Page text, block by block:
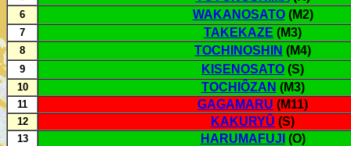
6 WAKANOSATO(M2)
7 TAKEKAZE (M3)
8 TOCHINOSHIN (M4)
9 KISENOSATO (S)
10 TOCHIÔZAN (M3)
11 GAGAMARU (M11)
12 KAKURYÛ (S)
13 HARUMAFUJI (O)